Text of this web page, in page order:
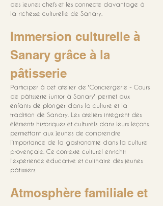
des jeunes chefs et les connecte davantage à
la richesse culturelle de Sanary.
Immersion culturelle à
Sanary grâce à la
pâtisserie
Participer à cet atelier de "Conciergerie - Cours
de pâtisserie junior à Sanary" permet aux
enfants de plonger dans la culture et la
tradition de Sanary. Les ateliers intègrent des
éléments historiques et culturels dans leurs leçons,
permettant aux jeunes de comprendre
l’importance de la gastronomie dans la culture
provençale. Ce contexte culturel enrichit
l'expérience éducative et culinaire des jeunes
pâtissiers.
Atmosphère familiale et